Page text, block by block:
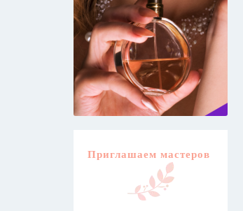
Приглашаем мастеров